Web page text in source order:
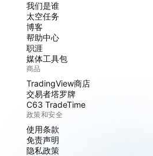
我们是谁
太空任务
博客
帮助中心
职涯
媒体工具包
商品
TradingView商店
交易者塔罗牌
C63 TradeTime
政策和安全
使用条款
免责声明
隐私政策